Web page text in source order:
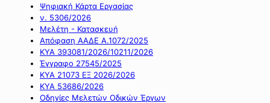
Ψηφιακή Κάρτα Εργασίας
ν. 5306/2026
Μελέτη - Κατασκευή
Απόφαση ΑΑΔΕ Α.1072/2025
ΚΥΑ 393081/2026/10211/2026
Έγγραφο 27545/2025
ΚΥΑ 21073 ΕΞ 2026/2026
ΚΥΑ 53686/2026
Οδηγίες Μελετών Οδικών Έργων